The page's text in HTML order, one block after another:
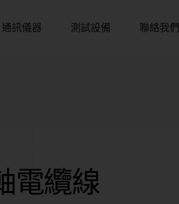
通訊儀器 測試設備 聯絡我們
電纜線